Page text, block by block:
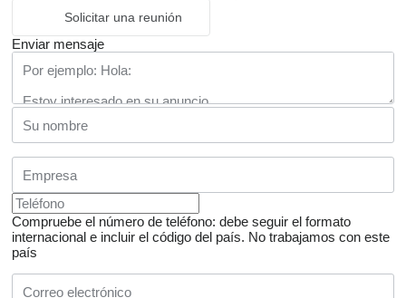
Solicitar una reunión
Enviar mensaje
Compruebe el número de teléfono: debe seguir el formato
internacional e incluir el código del país. No trabajamos con este
país